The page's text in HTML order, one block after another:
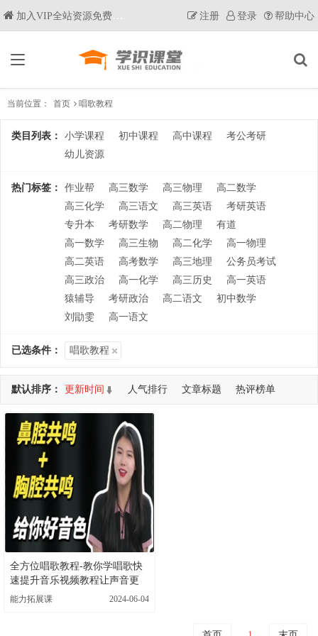
加入VIP全站资源免费获取 注册 登录 帮助中心
当前位置： 首页 唱歌教程
类目列表： 小学课程 初中课程 高中课程
考公考研
幼儿资源
热门标签： 作业帮 高三数学 高三物理
高二数学
高三化学
高三语文 高三英语
考研英语
专升本
考研数学 高二物理
有道
高一数学
高三生物 高二化学
高一物理
高二英语
高考数学 高三地理
公务员考试
高三政治
高一化学 高三历史
高一英语
猿辅导
考研政治 高二语文
初中数学
刘勖雯
高一语文
已选条件： 唱歌教程
默认排序： 更新时间 人气排行 文章标题
热评榜单
全方位唱歌教程-教你学唱歌快
速提升音乐视频教程让声音更
稳，更厚实
能力拓展课 2024-06-04